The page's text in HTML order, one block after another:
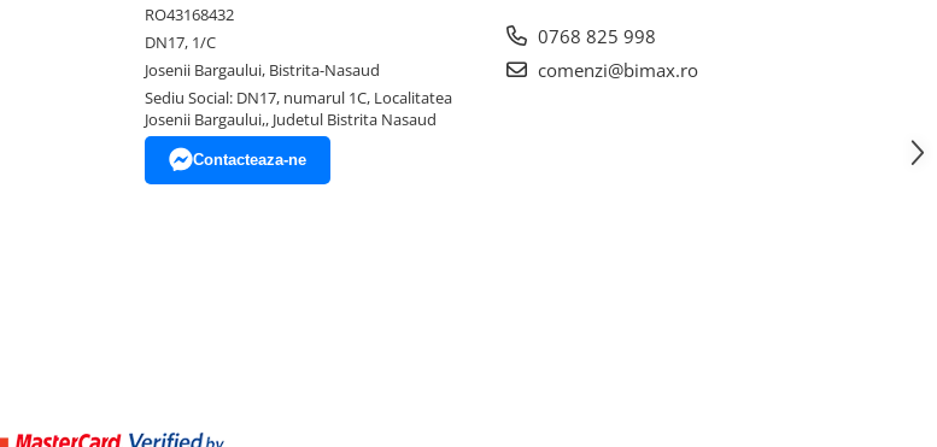
RO43168432
DN17, 1/C
Josenii Bargaului, Bistrita-Nasaud
Sediu Social: DN17, numarul 1C, Localitatea
Josenii Bargaului,, Judetul Bistrita Nasaud
Contacteaza-ne
0768 825 998
comenzi@bimax.ro